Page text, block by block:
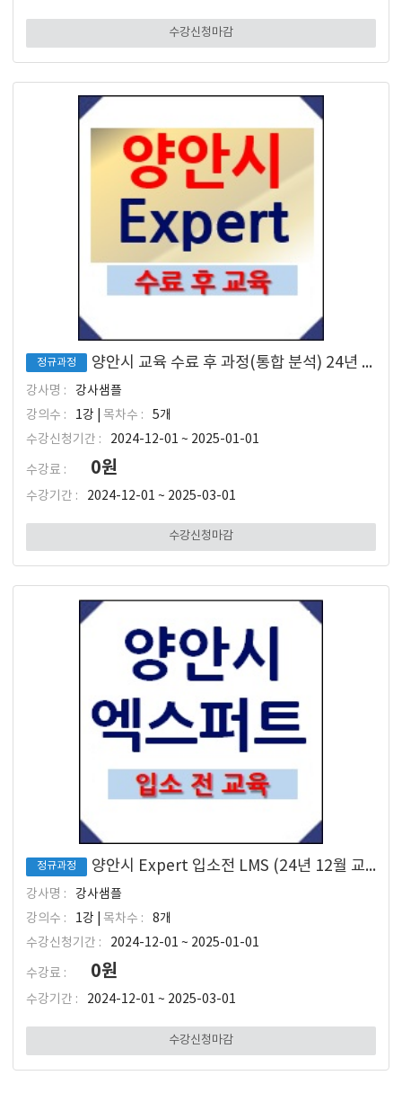
수강신청마감
정규과정 양안시 교육 수료 후 과정(통합 분석) 24년 12월 입소 대상
강사명 :
강사샘플
강의수 :
1강 | 목차수 :
5개
수강신청기간 :
2024-12-01 ~ 2025-01-01
수강료 : 0원
수강기간 : 2024-12-01 ~ 2025-03-01
수강신청마감
정규과정 양안시 Expert 입소전 LMS (24년 12월 교육 입소 대상)
강사명 :
강사샘플
강의수 :
1강 | 목차수 :
8개
수강신청기간 :
2024-12-01 ~ 2025-01-01
수강료 : 0원
수강기간 : 2024-12-01 ~ 2025-03-01
수강신청마감